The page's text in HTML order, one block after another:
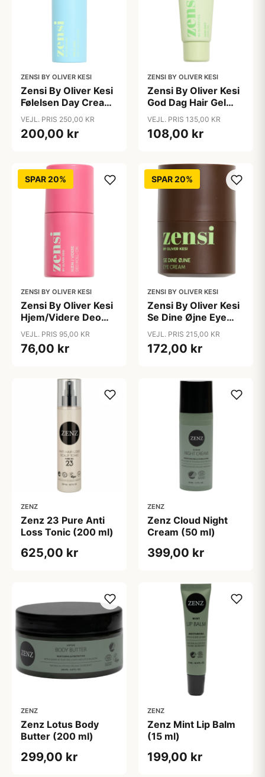
ZENSI BY OLIVER KESI
Zensi By Oliver Kesi
Følelsen Day Cream
SPF15 (50 ml)
VEJL. PRIS 250,00 KR
200,00 kr
ZENSI BY OLIVER KESI
Zensi By Oliver Kesi
God Dag Hair Gel
(100 ml)
VEJL. PRIS 135,00 KR
108,00 kr
SPAR 20%
ZENSI BY OLIVER KESI
Zensi By Oliver Kesi
Hjem/Videre Deo
Roll On (75 ml)
VEJL. PRIS 95,00 KR
76,00 kr
SPAR 20%
ZENSI BY OLIVER KESI
Zensi By Oliver Kesi
Se Dine Øjne Eye
Cream (15 ml)
VEJL. PRIS 215,00 KR
172,00 kr
ZENZ
Zenz 23 Pure Anti
Loss Tonic (200 ml)
625,00 kr
ZENZ
Zenz Cloud Night
Cream (50 ml)
399,00 kr
ZENZ
Zenz Lotus Body
Butter (200 ml)
299,00 kr
ZENZ
Zenz Mint Lip Balm
(15 ml)
199,00 kr